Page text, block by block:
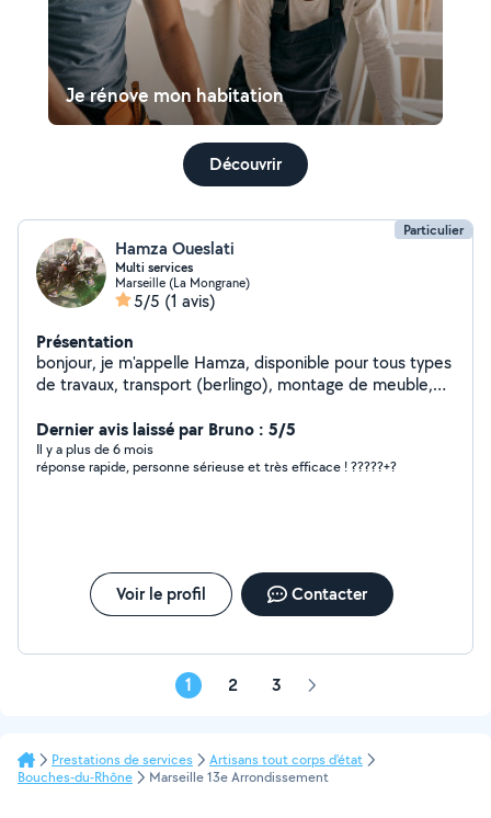
Je rénove mon habitation
Découvrir
Particulier
Hamza Oueslati
Multi services
Marseille (La Mongrane)
5/5 (1 avis)
Présentation
bonjour, je m'appelle Hamza, disponible pour tous types
de travaux, transport (berlingo), montage de meuble,
maçonnerie, à disposition pour répondre à vos besoins !
n'hésitez pas à me contacter
Dernier avis laissé par Bruno : 5/5
Il y a plus de 6 mois
réponse rapide, personne sérieuse et très efficace ! ?????+?
Voir le profil Contacter
1 2 3 Page
Prestations de services
Artisans tout corps d'état
Bouches-du-Rhône
Marseille 13e Arrondissement